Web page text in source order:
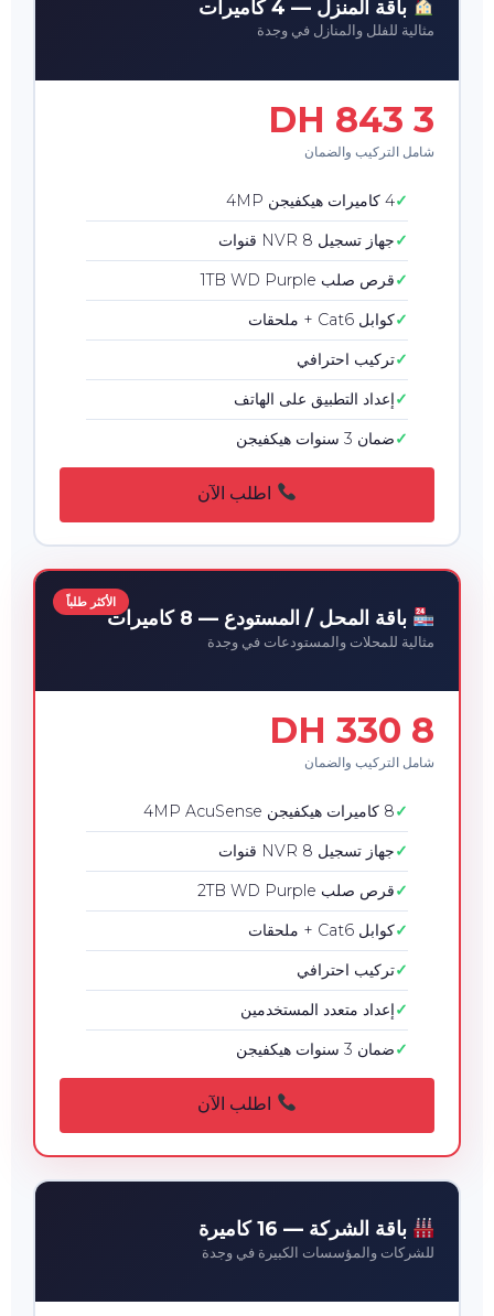
باقة المنزل — 4 كاميرات
مثالية للفلل والمنازل في وجدة
3 843 DH
شامل التركيب والضمان
4 كاميرات هيكفيجن 4MP
جهاز تسجيل NVR 8 قنوات
قرص صلب 1TB WD Purple
كوابل Cat6 + ملحقات
تركيب احترافي
إعداد التطبيق على الهاتف
ضمان 3 سنوات هيكفيجن
اطلب الآن
الأكثر طلباً
باقة المحل / المستودع — 8 كاميرات
مثالية للمحلات والمستودعات في وجدة
8 330 DH
شامل التركيب والضمان
8 كاميرات هيكفيجن 4MP AcuSense
جهاز تسجيل NVR 8 قنوات
قرص صلب 2TB WD Purple
كوابل Cat6 + ملحقات
تركيب احترافي
إعداد متعدد المستخدمين
ضمان 3 سنوات هيكفيجن
اطلب الآن
باقة الشركة — 16 كاميرة
للشركات والمؤسسات الكبيرة في وجدة